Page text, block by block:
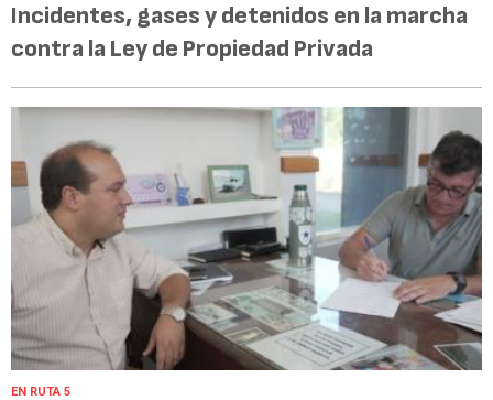
Incidentes, gases y detenidos en la marcha
contra la Ley de Propiedad Privada
EN RUTA 5